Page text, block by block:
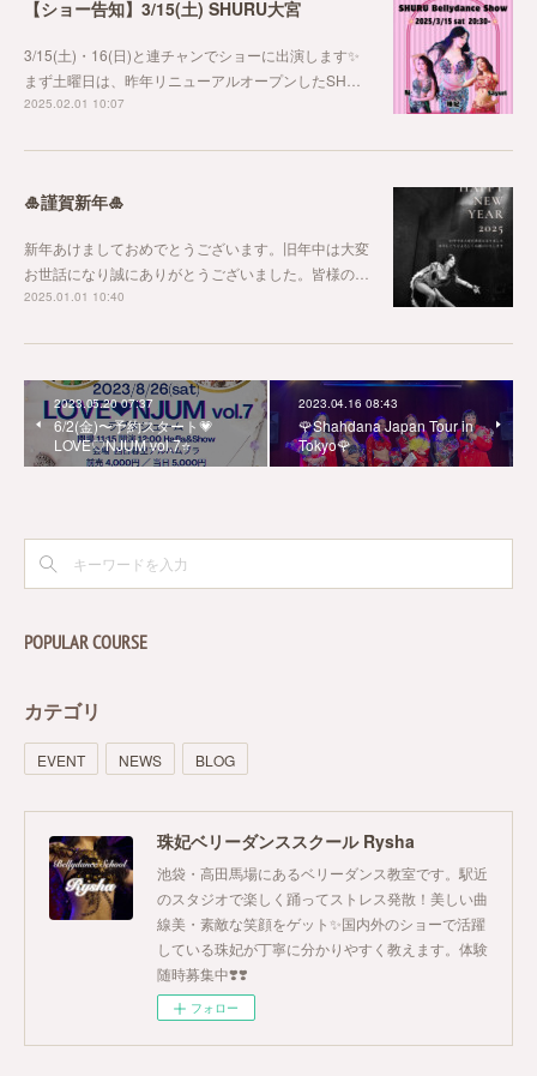
【ショー告知】3/15(土) SHURU大宮
3/15(土)・16(日)と連チャンでショーに出演します✨
まず土曜日は、昨年リニューアルオープンしたSH…
2025.02.01 10:07
🎍謹賀新年🎍
新年あけましておめでとうございます。旧年中は大変
お世話になり誠にありがとうございました。皆様の…
2025.01.01 10:40
2023.05.20 07:37
6/2(金)〜予約スタート💗
LOVE♡NJUM vol.7⭐️
2023.04.16 08:43
🌹Shahdana Japan Tour in
Tokyo🌹
POPULAR COURSE
カテゴリ
EVENT NEWS BLOG
珠妃ベリーダンススクール Rysha
池袋・高田馬場にあるベリーダンス教室です。駅近
のスタジオで楽しく踊ってストレス発散！美しい曲
線美・素敵な笑顔をゲット✨国内外のショーで活躍
している珠妃が丁寧に分かりやすく教えます。体験
随時募集中❣️❣️
フォロー